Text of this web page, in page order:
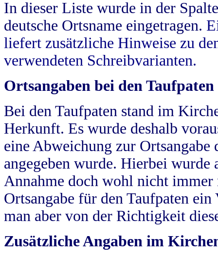
In dieser Liste wurde in der
deutsche Ortsname eingetragen.
liefert zusätzliche Hinweise zu
verwendeten Schreibvarianten.
Ortsangaben bei den Taufpaten
Bei den Taufpaten stand im
Herkunft. Es wurde deshalb
eine Abweichung zur
angegeben wurde. Hierbei wurde
Annahme doch wohl nicht
Ortsangabe für den Taufpaten
man aber von der Richtigkeit
Zusätzliche Angaben im